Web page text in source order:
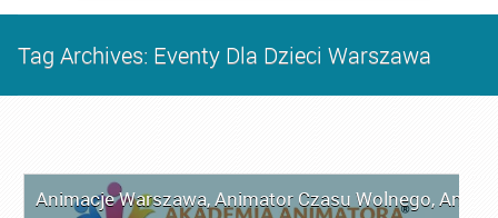
Tag Archives: Eventy Dla Dzieci Warszawa
Animacje Warszawa,Animator Czasu Wolnego,